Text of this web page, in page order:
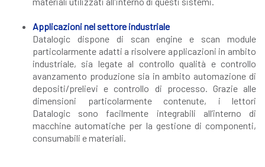
Applicazioni nel settore industriale
Datalogic dispone di scan engine e scan module
particolarmente adatti a risolvere applicazioni in ambito
industriale, sia legate al controllo qualità e controllo
avanzamento produzione sia in ambito automazione di
depositi/prelievi e controllo di processo. Grazie alle
dimensioni particolarmente contenute, i lettori
Datalogic sono facilmente integrabili all’interno di
macchine automatiche per la gestione di componenti,
consumabili e materiali.